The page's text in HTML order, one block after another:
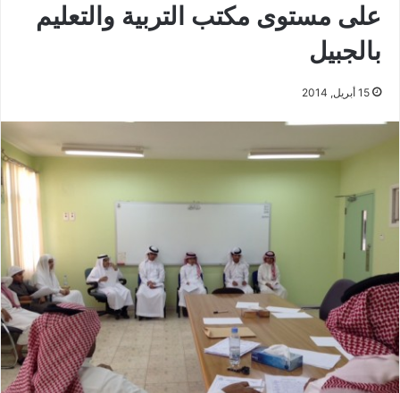
على مستوى مكتب التربية والتعليم
بالجبيل
15 أبريل, 2014